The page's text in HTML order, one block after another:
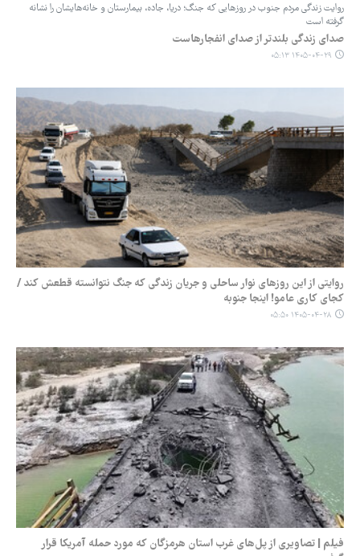
روایت زندگی مردم جنوب در روزهایی که جنگ؛ دریا، جاده، بیمارستان و خانه‌هایشان را نشانه
گرفته است
صدای زندگی بلندتر از صدای انفجارهاست
۱۴۰۵-۰۴-۲۹ ۰۵:۱۳
روایتی از این روزهای نوار ساحلی و جریان زندگی که جنگ نتوانسته قطعش کند /
کجای کاری عامو! اینجا جنوبه
۱۴۰۵-۰۴-۲۸ ۰۵:۵۰
فیلم | تصاویری از پل‌های غرب استان هرمزگان که مورد حمله آمریکا قرار